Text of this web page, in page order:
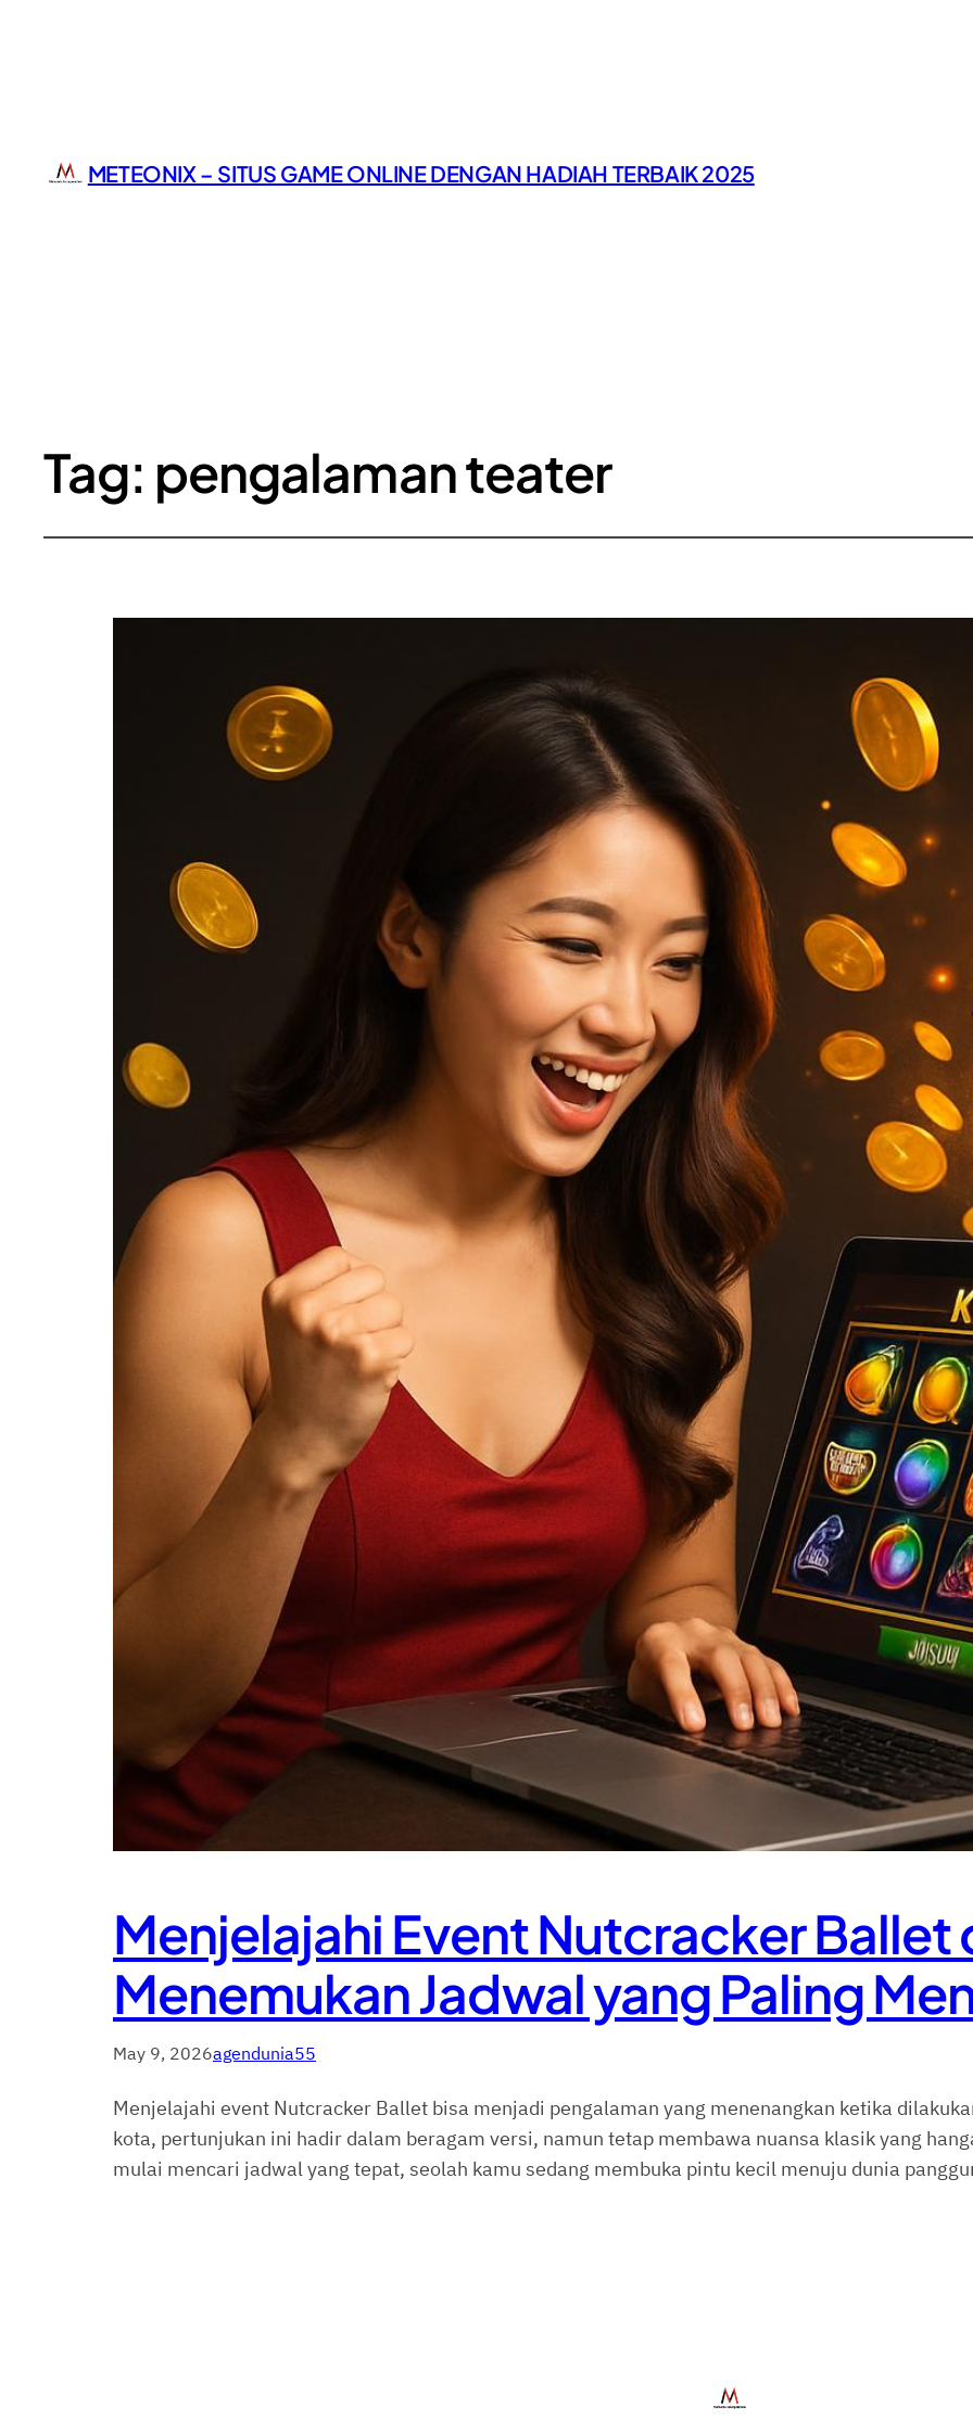
METEONIX – SITUS GAME ONLINE DENGAN HADIAH TERBAIK 2025
Tag: pengalaman teater
Menjelajahi Event Nutcracker Ballet
Menemukan Jadwal yang Paling
May 9, 2026agendunia55
Menjelajahi event Nutcracker Ballet bisa menjadi pengalaman yang menenangkan ketika
kota, pertunjukan ini hadir dalam beragam versi, namun tetap membawa nuansa klasik yang
mulai mencari jadwal yang tepat, seolah kamu sedang membuka pintu kecil menuju dunia